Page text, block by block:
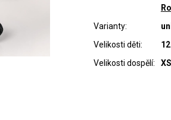
Varianty:
Velikosti děti:
Velikosti dospělí: